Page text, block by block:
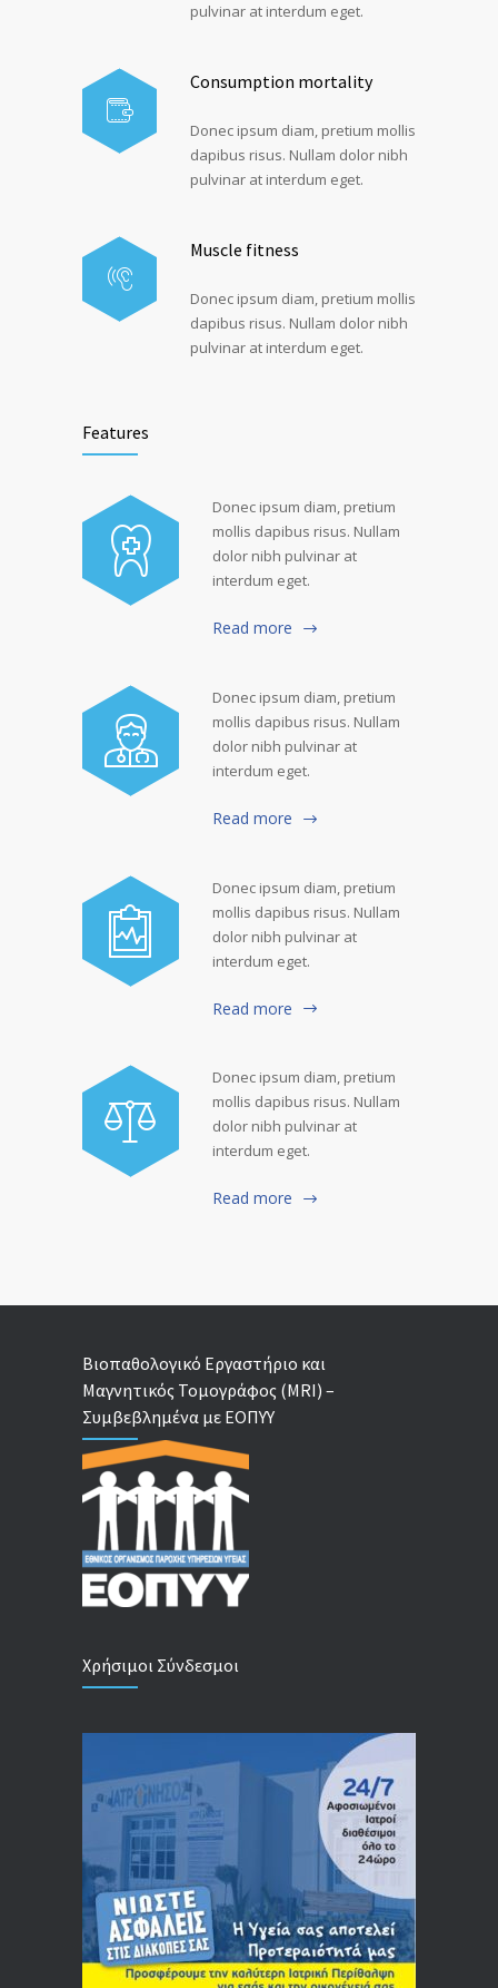
pulvinar at interdum eget.
Consumption mortality
Donec ipsum diam, pretium mollis
dapibus risus. Nullam dolor nibh
pulvinar at interdum eget.
Muscle fitness
Donec ipsum diam, pretium mollis
dapibus risus. Nullam dolor nibh
pulvinar at interdum eget.
Features
Donec ipsum diam, pretium
mollis dapibus risus. Nullam
dolor nibh pulvinar at
interdum eget.
Read more
Donec ipsum diam, pretium
mollis dapibus risus. Nullam
dolor nibh pulvinar at
interdum eget.
Read more
Donec ipsum diam, pretium
mollis dapibus risus. Nullam
dolor nibh pulvinar at
interdum eget.
Read more
Donec ipsum diam, pretium
mollis dapibus risus. Nullam
dolor nibh pulvinar at
interdum eget.
Read more
Βιοπαθολογικό Εργαστήριο και
Μαγνητικός Τομογράφος (MRI) –
Συμβεβλημένα με ΕΟΠΥΥ
Χρήσιμοι Σύνδεσμοι